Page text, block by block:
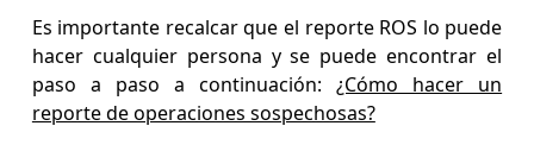
Es importante recalcar que el reporte ROS lo puede
hacer cualquier persona y se puede encontrar el
paso a paso a continuación:¿Cómo hacer un
reporte de operaciones sospechosas?